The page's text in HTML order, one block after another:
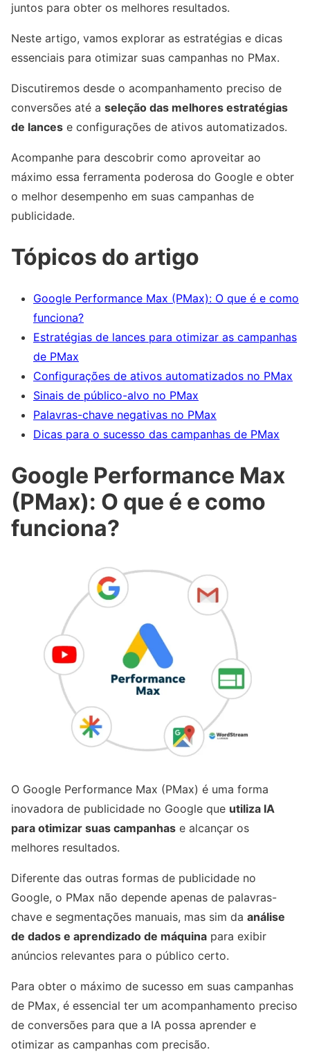
juntos para obter os melhores resultados.
Neste artigo, vamos explorar as estratégias e dicas
essenciais para otimizar suas campanhas no PMax.
Discutiremos desde o acompanhamento preciso de
conversões até a seleção das melhores estratégias
de lances e configurações de ativos automatizados.
Acompanhe para descobrir como aproveitar ao
máximo essa ferramenta poderosa do Google e obter
o melhor desempenho em suas campanhas de
publicidade.
Tópicos do artigo
Google Performance Max (PMax): O que é e como
funciona?
Estratégias de lances para otimizar as campanhas
de PMax
Configurações de ativos automatizados no PMax
Sinais de público-alvo no PMax
Palavras-chave negativas no PMax
Dicas para o sucesso das campanhas de PMax
Google Performance Max
(PMax): O que é e como
funciona?
O Google Performance Max (PMax) é uma forma
inovadora de publicidade no Google que utiliza IA
para otimizar suas campanhas e alcançar os
melhores resultados.
Diferente das outras formas de publicidade no
Google, o PMax não depende apenas de palavras-
chave e segmentações manuais, mas sim da análise
de dados e aprendizado de máquina para exibir
anúncios relevantes para o público certo.
Para obter o máximo de sucesso em suas campanhas
de PMax, é essencial ter um acompanhamento preciso
de conversões para que a IA possa aprender e
otimizar as campanhas com precisão.